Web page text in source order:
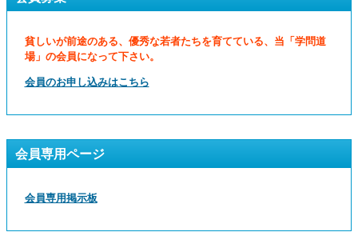
貧しいが前途のある、優秀な若者たちを育てている、当「学問道
場」の会員になって下さい。
会員のお申し込みはこちら
会員専用ページ
会員専用掲示板